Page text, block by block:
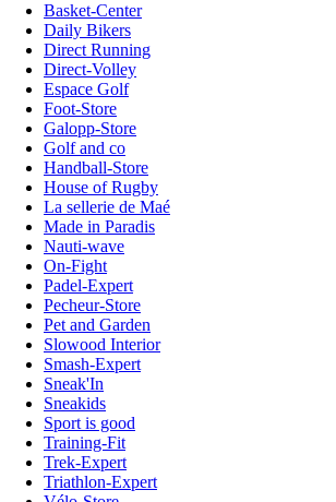
Basket-Center
Daily Bikers
Direct Running
Direct-Volley
Espace Golf
Foot-Store
Galopp-Store
Golf and co
Handball-Store
House of Rugby
La sellerie de Maé
Made in Paradis
Nauti-wave
On-Fight
Padel-Expert
Pecheur-Store
Pet and Garden
Slowood Interior
Smash-Expert
Sneak'In
Sneakids
Sport is good
Training-Fit
Trek-Expert
Triathlon-Expert